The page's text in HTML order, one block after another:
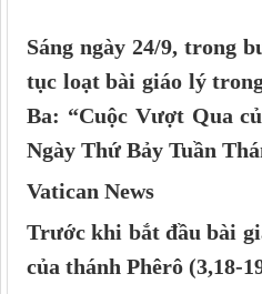
Sáng ngày 24/9, trong
tục loạt bài giáo lý
Ba: “Cuộc Vượt Qua
Ngày Thứ Bảy Tuần
Vatican News
Trước khi bắt đầu bài
của thánh Phêrô (3,18-